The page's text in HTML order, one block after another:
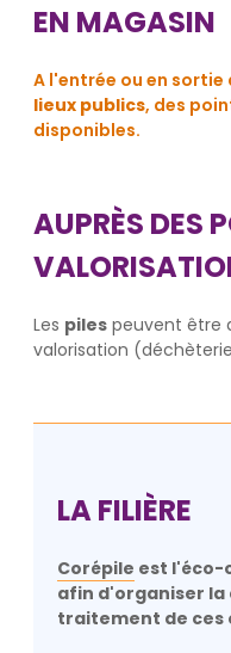
EN MAGASIN
A l'entrée ou en sortie
lieux publics, des
disponibles.
AUPRÈS DES
Les pilespeuvent être
valorisation
LA FILIÈRE
Corépile est l'éco-
afin d'organiser la
traitement de ces